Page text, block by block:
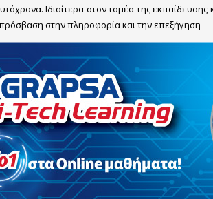
Ιδιαίτερα στον τομέα της
στην πληροφορία και την επεξήγηση